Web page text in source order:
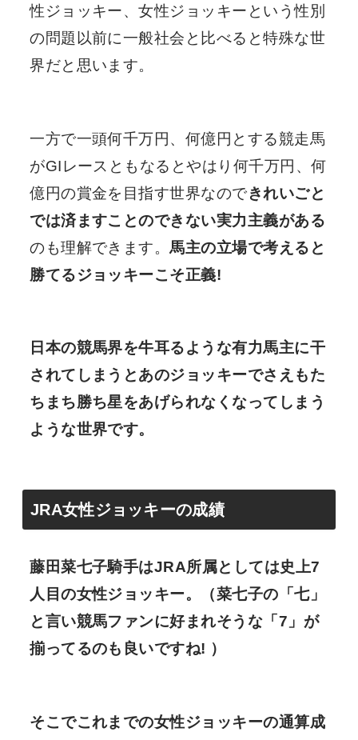
性ジョッキー、女性ジョッキーという性別
の問題以前に一般社会と比べると特殊な世
界だと思います。
一方で一頭何千万円、何億円とする競走馬
がGIレースともなるとやはり何千万円、何
億円の賞金を目指す世界なのできれいごと
では済ますことのできない実力主義がある
のも理解できます。馬主の立場で考えると
勝てるジョッキーこそ正義!
日本の競馬界を牛耳るような有力馬主に干
されてしまうとあのジョッキーでさえもた
ちまち勝ち星をあげられなくなってしまう
ような世界です。
JRA女性ジョッキーの成績
藤田菜七子騎手はJRA所属としては史上7
人目の女性ジョッキー。（菜七子の「七」
と言い競馬ファンに好まれそうな「7」が
揃ってるのも良いですね! ）
そこでこれまでの女性ジョッキーの通算成